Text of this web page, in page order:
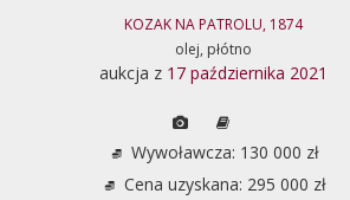
KOZAK NA PATROLU, 1874
olej, płótno
aukcja z 17 października 2021
Wywoławcza: 130 000 zł
Cena uzyskana: 295 000 zł